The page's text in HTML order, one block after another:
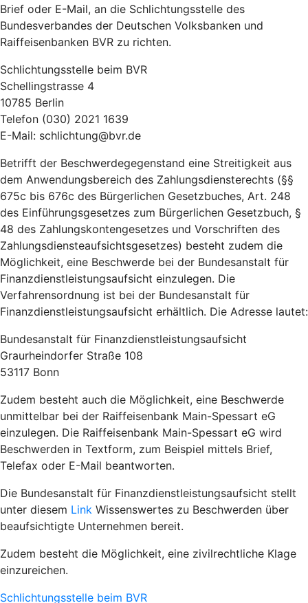
Brief oder E-Mail, an die Schlichtungsstelle des
Bundesverbandes der Deutschen Volksbanken und
Raiffeisenbanken BVR zu richten.
Schlichtungsstelle beim BVR
Schellingstrasse 4
10785 Berlin
Telefon (030) 2021 1639
E-Mail: schlichtung@bvr.de
Betrifft der Beschwerdegegenstand eine Streitigkeit aus
dem Anwendungsbereich des Zahlungsdiensterechts (§§
675c bis 676c des Bürgerlichen Gesetzbuches, Art. 248
des Einführungsgesetzes zum Bürgerlichen Gesetzbuch, §
48 des Zahlungskontengesetzes und Vorschriften des
Zahlungsdiensteaufsichtsgesetzes) besteht zudem die
Möglichkeit, eine Beschwerde bei der Bundesanstalt für
Finanzdienstleistungsaufsicht einzulegen. Die
Verfahrensordnung ist bei der Bundesanstalt für
Finanzdienstleistungsaufsicht erhältlich. Die Adresse lautet:
Bundesanstalt für Finanzdienstleistungsaufsicht
Graurheindorfer Straße 108
53117 Bonn
Zudem besteht auch die Möglichkeit, eine Beschwerde
unmittelbar bei der Raiffeisenbank Main-Spessart eG
einzulegen. Die Raiffeisenbank Main-Spessart eG wird
Beschwerden in Textform, zum Beispiel mittels Brief,
Telefax oder E-Mail beantworten.
Die Bundesanstalt für Finanzdienstleistungsaufsicht stellt
unter diesem Link Wissenswertes zu Beschwerden über
beaufsichtigte Unternehmen bereit.
Zudem besteht die Möglichkeit, eine zivilrechtliche Klage
einzureichen.
Schlichtungsstelle beim BVR